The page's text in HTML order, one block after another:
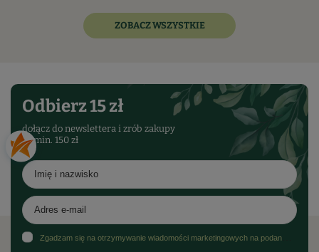
ZOBACZ WSZYSTKIE
Odbierz 15 zł
dołącz do newslettera i zrób zakupy
za min. 150 zł
Zgadzam się na otrzymywanie wiadomości marketingowych na podany adres e-mail oraz przetwarzanie danych osobowych zgodnie z